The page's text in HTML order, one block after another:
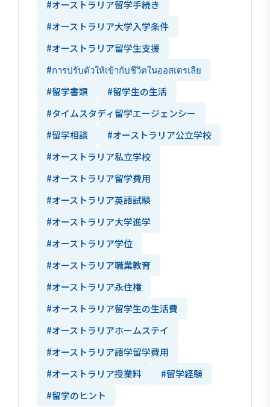
#オーストラリア留学手続き
#オーストラリア大学入学条件
#オーストラリア留学生支援
#การปรับตัวให้เข้ากับชีวิตในออสเตรเลีย
#留学書類
#留学生の生活
#タイムスタディ留学エージェンシー
#留学相談
#オーストラリア公立学校
#オーストラリア私立学校
#オーストラリア留学費用
#オーストラリア英語試験
#オーストラリア大学進学
#オーストラリア学位
#オーストラリア職業教育
#オーストラリア永住権
#オーストラリア留学生の生活費
#オーストラリアホームステイ
#オーストラリア語学留学費用
#オーストラリア授業料
#留学経験
#留学のヒント